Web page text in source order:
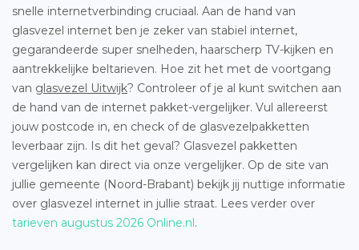
snelle internetverbinding cruciaal. Aan de hand van
glasvezel internet ben je zeker van stabiel internet,
gegarandeerde super snelheden, haarscherp TV-kijken en
aantrekkelijke beltarieven. Hoe zit het met de voortgang
van glasvezel Uitwijk? Controleer of je al kunt switchen aan
de hand van de internet pakket-vergelijker. Vul allereerst
jouw postcode in, en check of de glasvezelpakketten
leverbaar zijn. Is dit het geval? Glasvezel pakketten
vergelijken kan direct via onze vergelijker. Op de site van
jullie gemeente (Noord-Brabant) bekijk jij nuttige informatie
over glasvezel internet in jullie straat. Lees verder over
tarieven augustus 2026 Online.nl.